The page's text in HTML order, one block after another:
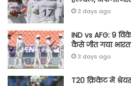
3 days ago
IND vs AFG: 9
कैसे जीत गया
3 days ago
T20 क्रिकेट में